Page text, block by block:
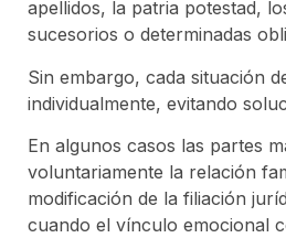
apellidos, la patria potestad,
sucesorios o determinadas
Sin embargo, cada situación
individualmente, evitando
En algunos casos las partes
voluntariamente la relación
modificación de la filiación
cuando el vínculo emocional